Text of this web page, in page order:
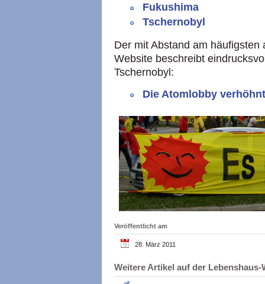
Fukushima
Tschernobyl
Der mit Abstand am
Website beschreibt
Tschernobyl:
Die Atomlobby
Veröffentlicht am
28. März 2011
Weitere Artikel auf der